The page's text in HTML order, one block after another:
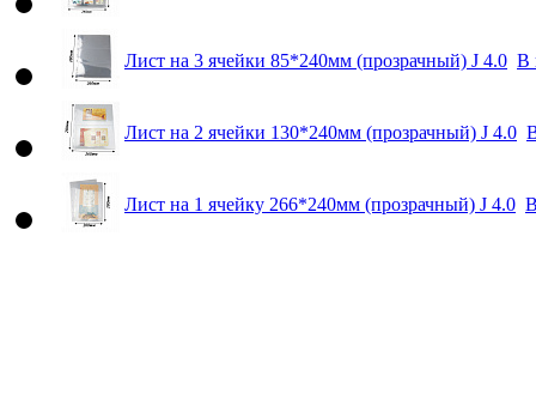
Лист на 3 ячейки 85*240мм (прозрачный) J 4.0 В
Лист на 2 ячейки 130*240мм (прозрачный) J 4.0
Лист на 1 ячейку 266*240мм (прозрачный) J 4.0